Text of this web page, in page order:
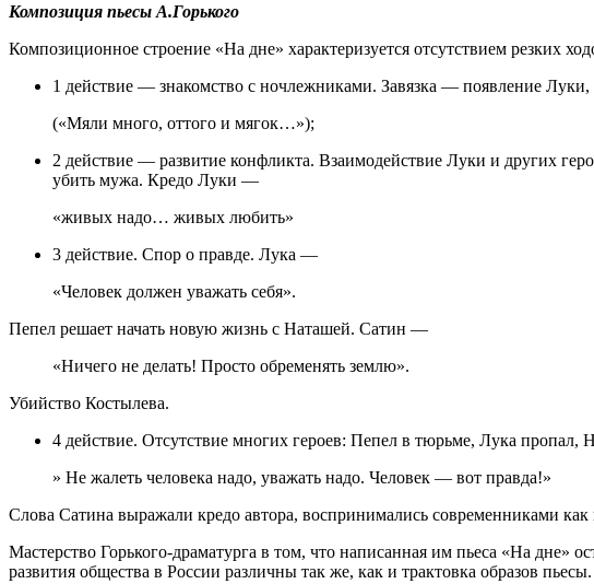
Композиция пьесы А.Горького
Композиционное строение «На дне» характеризуется отсутствием резких
1 действие — знакомство с ночлежниками. Завязка — появление
(«Мяли много, оттого и мягок…»);
2 действие — развитие конфликта. Взаимодействие Луки и других
убить мужа. Кредо Луки —
«живых надо… живых любить»
3 действие. Спор о правде. Лука —
«Человек должен уважать себя».
Пепел решает начать новую жизнь с Наташей. Сатин —
«Ничего не делать! Просто обременять землю».
Убийство Костылева.
4 действие. Отсутствие многих героев: Пепел в тюрьме, Лука
» Не жалеть человека надо, уважать надо. Человек — вот правда!»
Слова Сатина выражали кредо автора, воспринимались современниками
Мастерство Горького-драматурга в том, что написанная им пьеса «На дне»
развития общества в России различны так же, как и трактовка образов пьесы.